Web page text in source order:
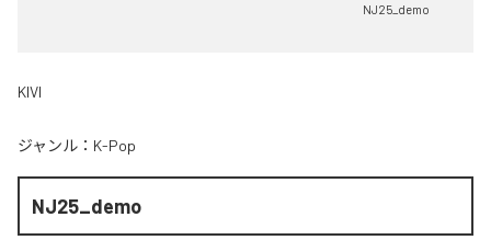
NJ25_demo
KIVI
ジャンル： K-Pop
NJ25_demo